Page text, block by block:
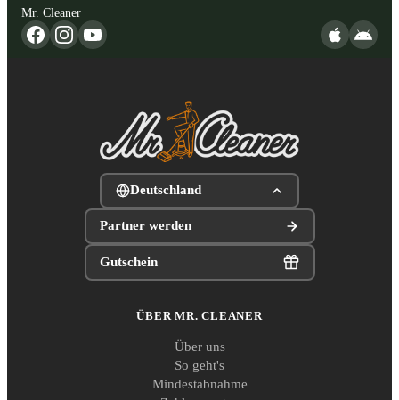
Mr. Cleaner
Deutschland
Partner werden
Gutschein
ÜBER MR. CLEANER
Über uns
So geht's
Mindestabnahme